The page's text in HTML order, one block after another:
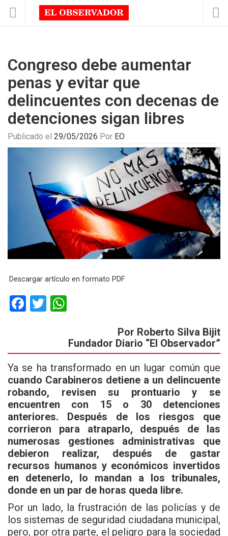
Congreso debe aumentar
penas y evitar que
delincuentes con decenas de
detenciones sigan libres
Publicado el 29/05/2026 Por EO
Descargar artículo en formato PDF
F
b
o
o
k
T
er
at
s
A
p
p
Por Roberto Silva Bijit
Fundador Diario “El Observador”
Ya se ha transformado en un lugar común que
cuando Carabineros detiene a un delincuente
robando, revisen su prontuario y se
encuentren con 15 o 30 detenciones
anteriores. Después de los riesgos que
corrieron para atraparlo, después de las
numerosas gestiones administrativas que
debieron realizar, después de gastar
recursos humanos y económicos invertidos
en detenerlo, lo mandan a los tribunales,
donde en un par de horas queda libre.
Por un lado, la frustración de las policías y de
los sistemas de seguridad ciudadana municipal,
pero, por otra parte, el peligro para la sociedad